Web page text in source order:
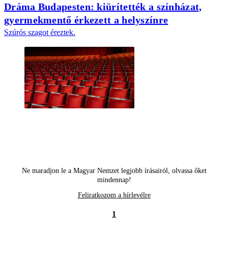
Dráma Budapesten: kiürítették a színházat,
gyermekmentő érkezett a helyszínre
Szúrós szagot éreztek.
Ne maradjon le a Magyar Nemzet legjobb írásairól, olvassa őket
mindennap!
Feliratkozom a hírlevélre
1